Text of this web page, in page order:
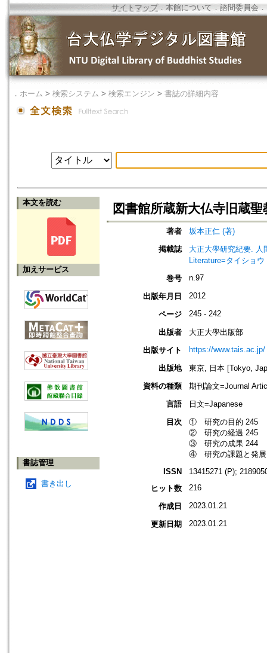
サイトマップ．本館について ． 諮問委員会 ．
． ホーム > 検索システム > 検索エンジン > 書誌の詳細内容
本文を読む
加えサービス
書誌管理
書き出し
図書館所蔵新大仏寺旧蔵
著者
坂本正仁 (著)
掲載誌
大正大學研究紀要.
Literature=タイショ
巻号
n.97
出版年月日 2012
ページ 245 - 242
出版者
大正大學出版部
出版サイト
https://www.tais.ac.jp/
出版地
東京, 日本 [Tokyo,
資料の種類
期刊論文=Journal
言語
日文=Japanese
目次
① 研究の目的 245
② 研究の経過 245
③ 研究の成果 244
④ 研究の課題と発展
ISSN
13415271 (P);
ヒット数
216
作成日 2023.01.21
更新日期 2023.01.21